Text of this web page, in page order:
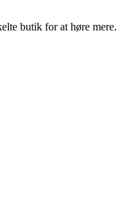
butik for at høre mere.